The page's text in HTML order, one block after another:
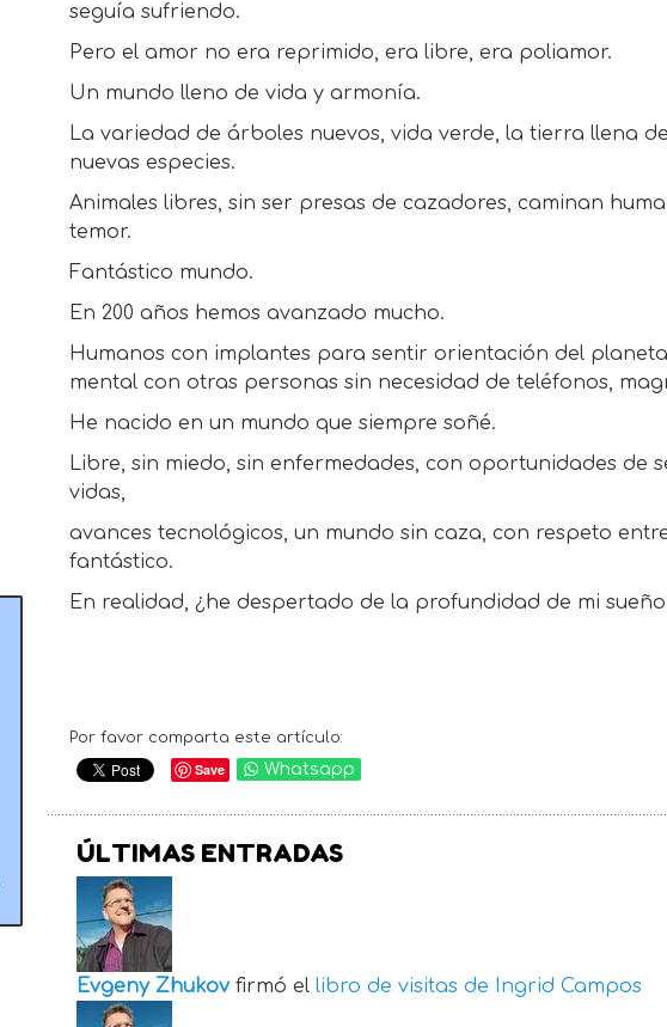
seguía sufriendo.
Pero el amor no era reprimido, era libre, era poliamor.
Un mundo lleno de vida y armonía.
La variedad de árboles nuevos, vida verde, la tierra llena
nuevas especies.
Animales libres, sin ser presas de cazadores, caminan
temor.
Fantástico mundo.
En 200 años hemos avanzado mucho.
Humanos con implantes para sentir orientación del
mental con otras personas sin necesidad de teléfonos,
He nacido en un mundo que siempre soñé.
Libre, sin miedo, sin enfermedades, con oportunidades de
vidas,
avances tecnológicos, un mundo sin caza, con respeto
fantástico.
En realidad, ¿he despertado de la profundidad de mi
Por favor comparta este artículo:
Save Whatsapp
ÚLTIMAS ENTRADAS
Evgeny Zhukov firmó el libro de visitas de Ingrid Campos